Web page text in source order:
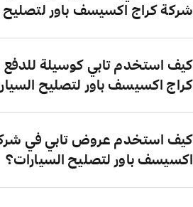
شركة كراج اكسيسف باور لتصليح
كيف استخدم تابي كوسيلة
كراج اكسيسف باور لتصليح
كيف استخدم عروض تابي في
اكسيسف باور لتصليح السيارات؟